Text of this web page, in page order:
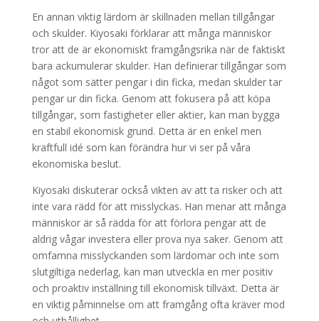
En annan viktig lärdom är skillnaden mellan tillgångar
och skulder. Kiyosaki förklarar att många människor
tror att de är ekonomiskt framgångsrika när de faktiskt
bara ackumulerar skulder. Han definierar tillgångar som
något som sätter pengar i din ficka, medan skulder tar
pengar ur din ficka. Genom att fokusera på att köpa
tillgångar, som fastigheter eller aktier, kan man bygga
en stabil ekonomisk grund. Detta är en enkel men
kraftfull idé som kan förändra hur vi ser på våra
ekonomiska beslut.
Kiyosaki diskuterar också vikten av att ta risker och att
inte vara rädd för att misslyckas. Han menar att många
människor är så rädda för att förlora pengar att de
aldrig vågar investera eller prova nya saker. Genom att
omfamna misslyckanden som lärdomar och inte som
slutgiltiga nederlag, kan man utveckla en mer positiv
och proaktiv inställning till ekonomisk tillväxt. Detta är
en viktig påminnelse om att framgång ofta kräver mod